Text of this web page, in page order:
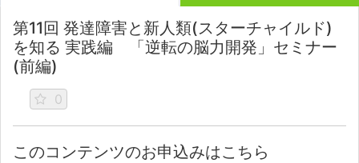
第11回 発達障害と新人類(スターチャイルド)
を知る 実践編 「逆転の脳力開発」セミナー
(前編)
0
このコンテンツのお申込みはこちら